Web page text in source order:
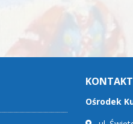
KONTAKT
Ośrodek